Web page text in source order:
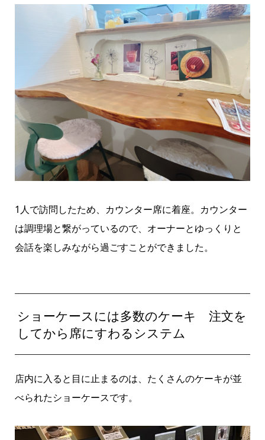
1人で訪問したため、カウンター席に着座。カウンター
は調理場と繋がっているので、オーナーとゆっくりと
会話を楽しみながら過ごすことができました。
ショーケースには多数のケーキ 注文を
してから席にすわるシステム
店内に入ると目に止まるのは、たくさんのケーキが並
べられたショーケースです。